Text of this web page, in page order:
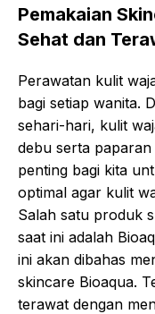
Pemakaian
Sehat dan
Perawatan kulit
bagi setiap wanita.
sehari-hari, kulit
debu serta
penting bagi kita
optimal agar kulit
Salah satu produk
saat ini adalah
ini akan dibahas
skincare Bioaqua.
terawat dengan